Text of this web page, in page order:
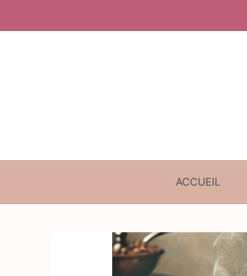
ACCUEIL